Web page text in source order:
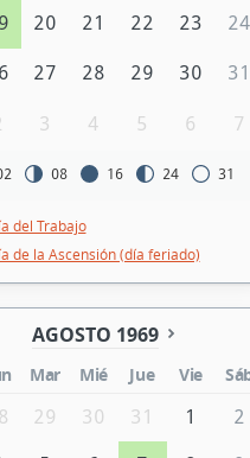
20 21 22 23 24
27 28 29 30 31
3 4 5 6 7
08 16 24 31
del Trabajo
de la Ascensión (día feriado)
AGOSTO 1969
Mar Mié Jue Vie
29 30 31 1 2